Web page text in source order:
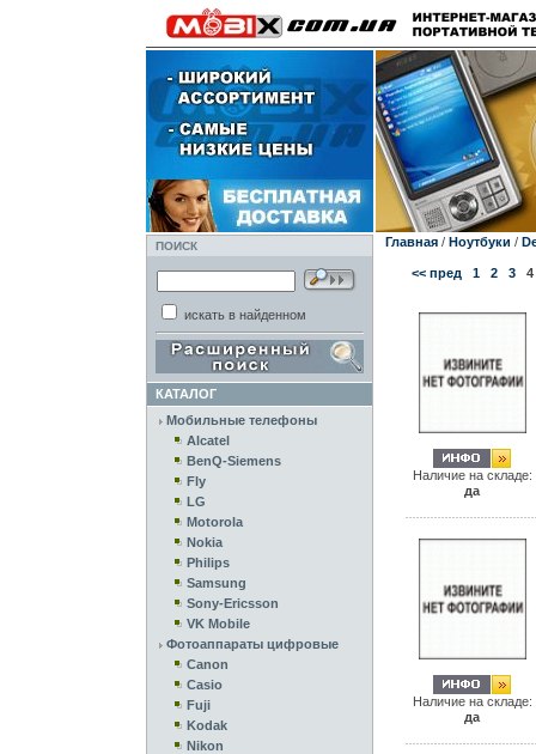
ПОИСК
искать в найденном
КАТАЛОГ
Мобильные телефоны
Alcatel
BenQ-Siemens
Fly
LG
Motorola
Nokia
Philips
Samsung
Sony-Ericsson
VK Mobile
Фотоаппараты цифровые
Canon
Casio
Fuji
Kodak
Nikon
Главная/ Ноутбуки /
<< пред 1 2 3 4
Наличие на складе:
да
Наличие на складе:
да